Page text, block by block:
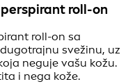
roll-on
roll-on sa
svežinu, uz
neguje vašu kožu.
i nega kože.